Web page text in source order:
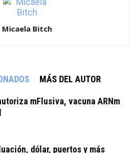
Micaela Bitch
MÁS DEL AUTOR
mFlusiva, vacuna ARNm
dólar, puertos y más